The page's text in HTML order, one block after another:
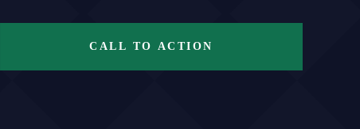
CALL TO ACTION